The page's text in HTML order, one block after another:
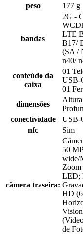
peso
177 g
bandas
2G -
LTE
B17/
(SA /
n40/
conteúdo da
caixa
01
USB-
01
dimensões
conectividade
USB-
nfc
Sim
câmera traseira:
50
wide/
Zoom
LED;
HD
de